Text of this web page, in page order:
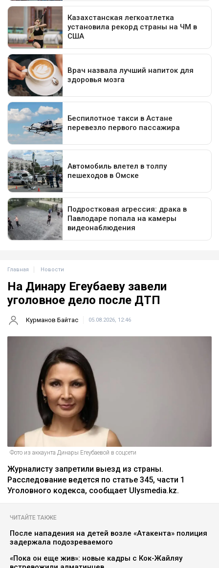
Главная Новости
На Динару Егеубаеву завели
уголовное дело после ДТП
Курманов Байтас 05.08.2026, 12:46
Фото из аккаунта Динары Егеубаевой в соцсети
Журналисту запретили выезд из страны.
Расследование ведется по статье 345, части 1
Уголовного кодекса, сообщает Ulysmedia.kz.
ЧИТАЙТЕ ТАКЖЕ
После нападения на детей возле «Атакента» полиция
задержала подозреваемого
«Пока он еще жив»: новые кадры с Кок-Жайляу